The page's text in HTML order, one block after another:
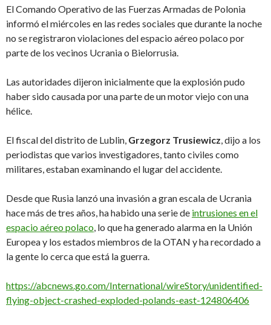
El Comando Operativo de las Fuerzas Armadas de Polonia
informó el miércoles en las redes sociales que durante la noche
no se registraron violaciones del espacio aéreo polaco por
parte de los vecinos Ucrania o Bielorrusia.
Las autoridades dijeron inicialmente que la explosión pudo
haber sido causada por una parte de un motor viejo con una
hélice.
El fiscal del distrito de Lublin, Grzegorz Trusiewicz, dijo a los
periodistas que varios investigadores, tanto civiles como
militares, estaban examinando el lugar del accidente.
Desde que Rusia lanzó una invasión a gran escala de Ucrania
hace más de tres años, ha habido una serie de intrusiones en el
espacio aéreo polaco, lo que ha generado alarma en la Unión
Europea y los estados miembros de la OTAN y ha recordado a
la gente lo cerca que está la guerra.
https://abcnews.go.com/International/wireStory/unidentified-
flying-object-crashed-exploded-polands-east-124806406